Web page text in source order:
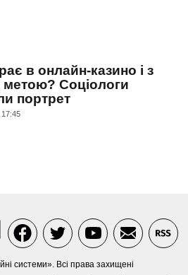
в онлайн-казино і з
Соціологи
портрет
системи». Всі права захищені